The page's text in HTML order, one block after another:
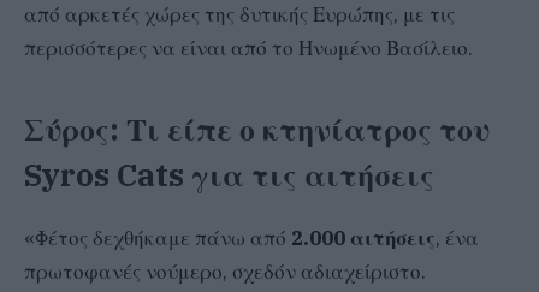
από αρκετές χώρες της δυτικής Ευρώπης, με τις
περισσότερες να είναι από το Ηνωμένο Βασίλειο.
Σύρος: Τι είπε ο κτηνίατρος του
Syros Cats για τις αιτήσεις
«Φέτος δεχθήκαμε πάνω από 2.000 αιτήσεις, ένα
πρωτοφανές νούμερο, σχεδόν αδιαχείριστο.